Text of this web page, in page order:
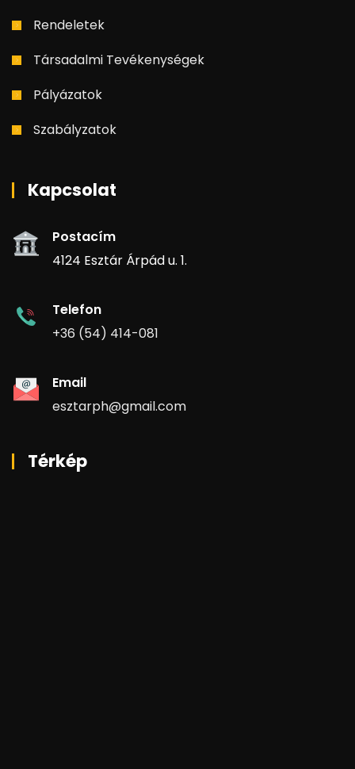
Rendeletek
Társadalmi Tevékenységek
Pályázatok
Szabályzatok
Kapcsolat
Postacím
4124 Esztár Árpád u. 1.
Telefon
+36 (54) 414-081
Email
esztarph@gmail.com
Térkép